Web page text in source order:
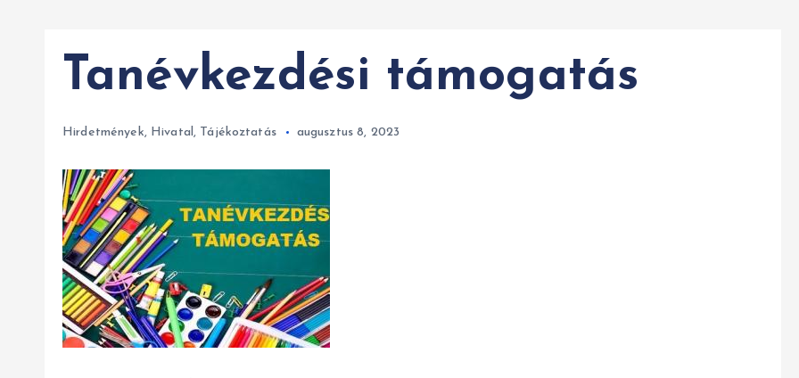
Tanévkezdési támogatás
Hirdetmények, Hivatal, Tájékoztatás augusztus 8, 2023